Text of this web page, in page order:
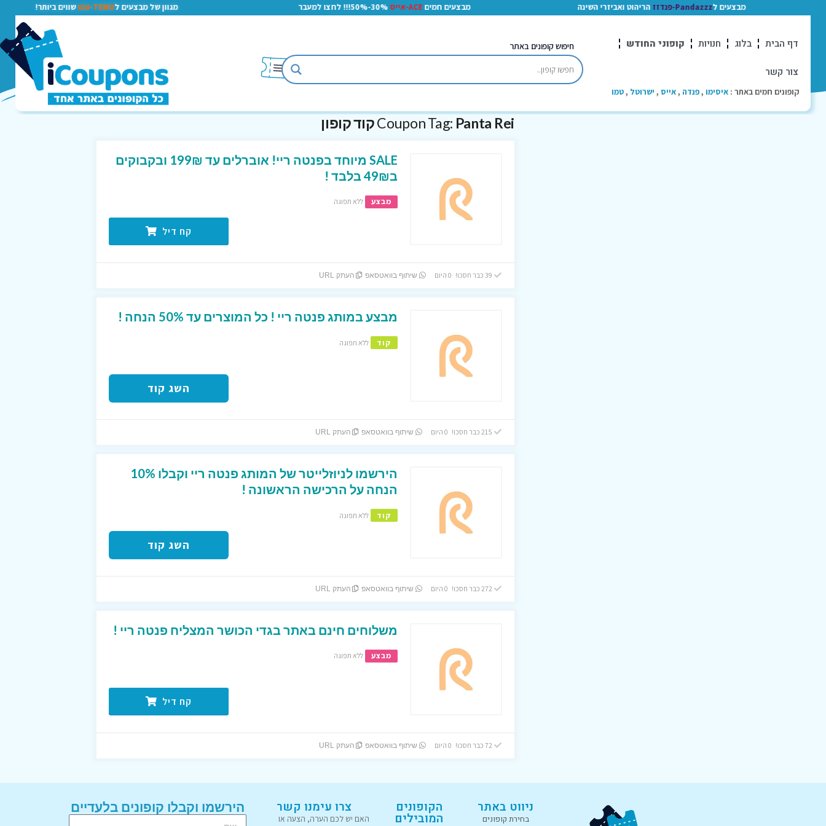
מבצעים לPandazzz-פנדזז הריהוט ואביזרי השינה מבצעים חמיםACE-אייס 30%-50%!!! לחצו למעבר מגוון של מבצעים לTEMU-טמו שווים ביותר!
דף הבית בלוג חנויות קופוני החודש
צור קשר
קופונים חמים באתר : איסימו ,פנדה ,אייס , ישרוטל ,טמו
חיפוש קופונים באתר
Coupon Tag: Panta Rei קוד קופון
SALE מיוחד בפנטה ריי! אוברלים עד 199₪ ובקבוקים
ב49₪ בלבד !
מבצע ללא תפוגה
קח דיל
שיתוף בוואטסאפ העתק URL
מבצע במותג פנטה ריי ! כל המוצרים עד 50% הנחה !
קוד ללא תפוגה
השג קוד
שיתוף בוואטסאפ העתק URL
הירשמו לניוזלייטר של המותג פנטה ריי וקבלו 10%
הנחה על הרכישה הראשונה !
קוד ללא תפוגה
השג קוד
272 כבר חסכו! 0 היום שיתוף בוואטסאפ העתק URL
משלוחים חינם באתר בגדי הכושר המצליח פנטה ריי !
מבצע ללא תפוגה
קח דיל
72 כבר חסכו! 0 היום שיתוף בוואטסאפ העתק URL
ניווט באתר
בחירת קופונים
הקופונים
המובילים
צרו עימנו קשר
האם יש לכם הערה, הצעה או
הירשמו וקבלו קופונים בלעדיים